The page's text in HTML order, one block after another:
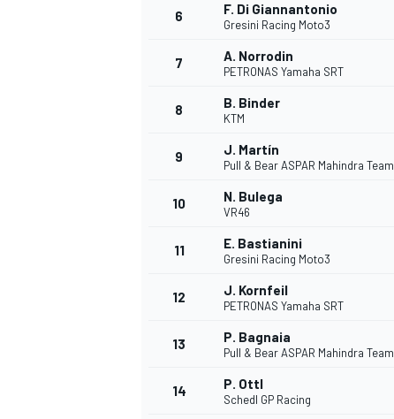
6 F. Di Giannantonio
Gresini Racing Moto3
7 A. Norrodin
PETRONAS Yamaha SRT
8 B. Binder
KTM
9 J. Martín
Pull & Bear ASPAR Mahindra Team
10 N. Bulega
VR46
11 E. Bastianini
Gresini Racing Moto3
12 J. Kornfeil
PETRONAS Yamaha SRT
13 P. Bagnaia
Pull & Bear ASPAR Mahindra Team
14 P. Ottl
Schedl GP Racing